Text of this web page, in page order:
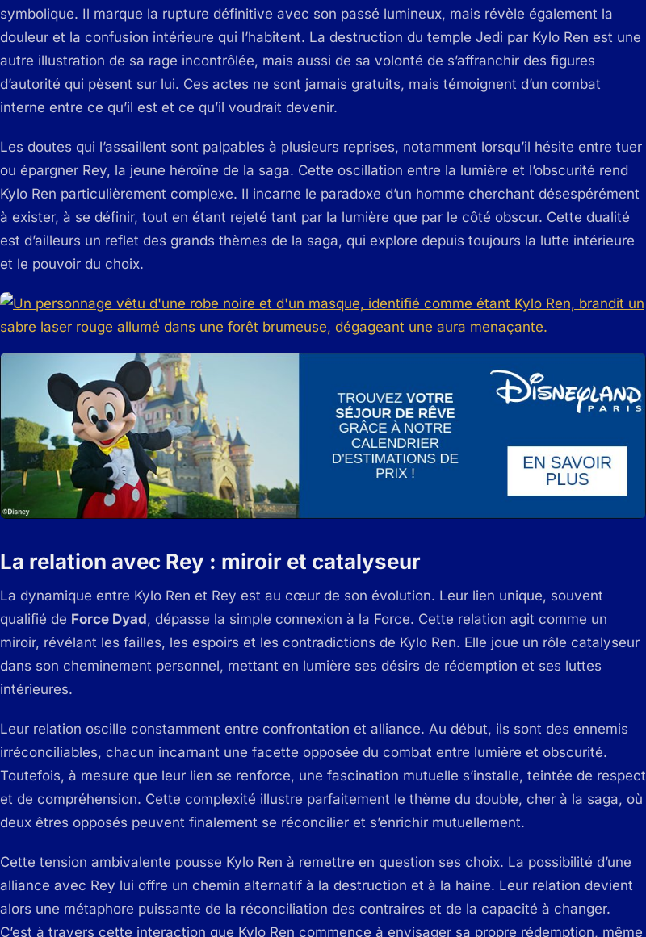
symbolique. Il marque la rupture définitive avec son passé lumineux, mais révèle également la
douleur et la confusion intérieure qui l’habitent. La destruction du temple Jedi par Kylo Ren est une
autre illustration de sa rage incontrôlée, mais aussi de sa volonté de s’affranchir des figures
d’autorité qui pèsent sur lui. Ces actes ne sont jamais gratuits, mais témoignent d’un combat
interne entre ce qu’il est et ce qu’il voudrait devenir.
Les doutes qui l’assaillent sont palpables à plusieurs reprises, notamment lorsqu’il hésite entre tuer
ou épargner Rey, la jeune héroïne de la saga. Cette oscillation entre la lumière et l’obscurité rend
Kylo Ren particulièrement complexe. Il incarne le paradoxe d’un homme cherchant désespérément
à exister, à se définir, tout en étant rejeté tant par la lumière que par le côté obscur. Cette dualité
est d’ailleurs un reflet des grands thèmes de la saga, qui explore depuis toujours la lutte intérieure
et le pouvoir du choix.
La relation avec Rey : miroir et catalyseur
La dynamique entre Kylo Ren et Rey est au cœur de son évolution. Leur lien unique, souvent
qualifié de Force Dyad, dépasse la simple connexion à la Force. Cette relation agit comme un
miroir, révélant les failles, les espoirs et les contradictions de Kylo Ren. Elle joue un rôle catalyseur
dans son cheminement personnel, mettant en lumière ses désirs de rédemption et ses luttes
intérieures.
Leur relation oscille constamment entre confrontation et alliance. Au début, ils sont des ennemis
irréconciliables, chacun incarnant une facette opposée du combat entre lumière et obscurité.
Toutefois, à mesure que leur lien se renforce, une fascination mutuelle s’installe, teintée de respect
et de compréhension. Cette complexité illustre parfaitement le thème du double, cher à la saga, où
deux êtres opposés peuvent finalement se réconcilier et s’enrichir mutuellement.
Cette tension ambivalente pousse Kylo Ren à remettre en question ses choix. La possibilité d’une
alliance avec Rey lui offre un chemin alternatif à la destruction et à la haine. Leur relation devient
alors une métaphore puissante de la réconciliation des contraires et de la capacité à changer.
C’est à travers cette interaction que Kylo Ren commence à envisager sa propre rédemption, même